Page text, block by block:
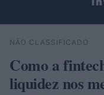
Buscar
NÃO CLASSIFICADO
Como a
liquidez nos